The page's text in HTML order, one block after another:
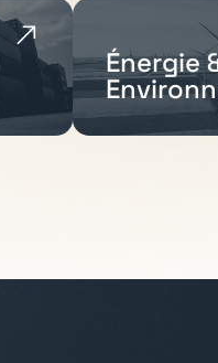
Énergie